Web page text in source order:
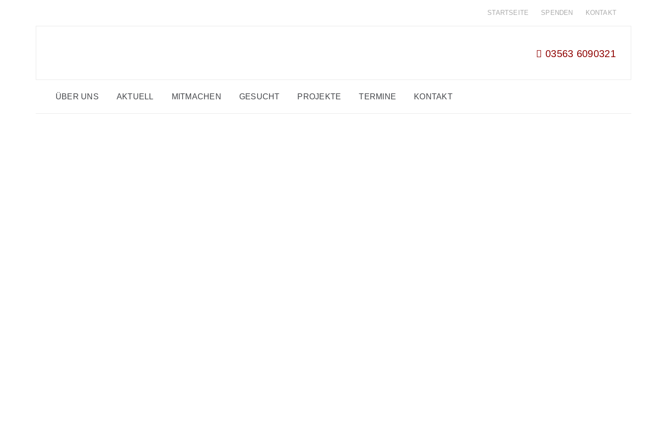
STARTSEITE SPENDEN KONTAKT
03563 6090321
ÜBER UNS AKTUELL MITMACHEN GESUCHT PROJEKTE TERMINE KONTAKT